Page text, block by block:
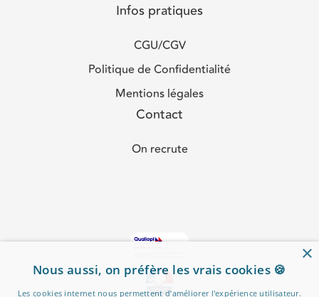
Infos pratiques
CGU/CGV
Politique de Confidentialité
Mentions légales
Contact
On recrute
×
Nous aussi, on préfère les vrais cookies 🍪
Les cookies internet nous permettent d’améliorer l'expérience utilisateur.